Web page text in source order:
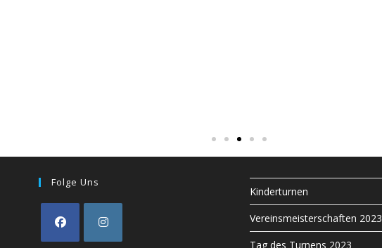
Folge Uns
Kinderturnen
Vereinsmeisterschaften 2023
Tag des Turnens 2023